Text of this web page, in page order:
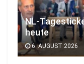
NL-
heute
6. AUGUST 2026